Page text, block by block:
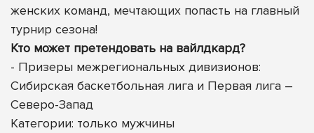
женских команд, мечтающих попасть на главный
турнир сезона!
Кто может претендовать на вайлдкард?
- Призеры межрегиональных дивизионов:
Сибирская баскетбольная лига и Первая лига –
Северо-Запад
Категории: только мужчины